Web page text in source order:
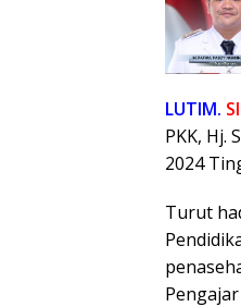
LUTIM.
PKK, Hj.
2024
Turut